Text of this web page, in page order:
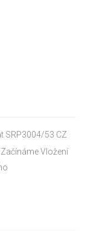
SRP3004/53 CZ
Vložení